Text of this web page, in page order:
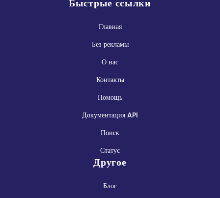
Быстрые ссылки
Главная
Без рекламы
О нас
Контакты
Помощь
Документация API
Поиск
Статус
Другое
Блог